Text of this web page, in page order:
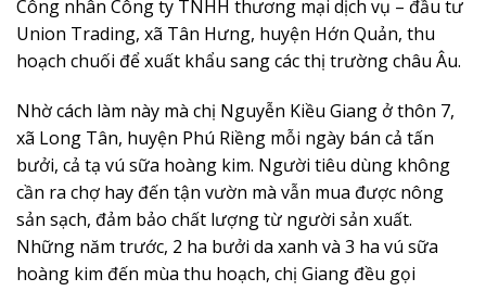
Công nhân Công ty TNHH thương mại dịch vụ – đầu tư
Union Trading, xã Tân Hưng, huyện Hớn Quản, thu
hoạch chuối để xuất khẩu sang các thị trường châu Âu.